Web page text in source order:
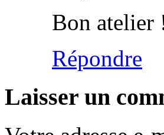
Bon atelier
Répondre
Laisser un